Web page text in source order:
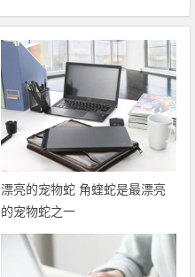
漂亮的宠物蛇 角蝰蛇是最漂亮
的宠物蛇之一